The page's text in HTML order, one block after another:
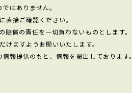
はありません。
接ご確認ください。
償の責任を一切負わないものとします。
ますようお願いいたします。
報提供のもと、情報を掲出しております。